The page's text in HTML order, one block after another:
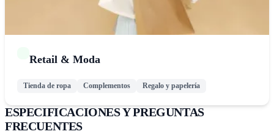
Retail & Moda
Tienda de ropa Complementos Regalo y papelería
ESPECIFICACIONES Y PREGUNTAS
FRECUENTES